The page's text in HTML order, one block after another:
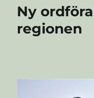
Ny
regionen